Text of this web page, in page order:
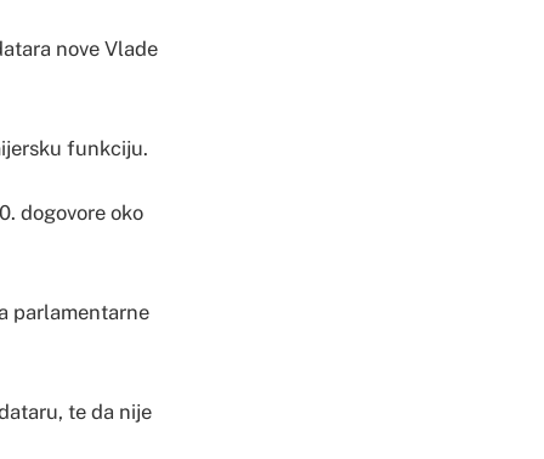
nove Vlade
funkciju.
dogovore oko
parlamentarne
te da nije